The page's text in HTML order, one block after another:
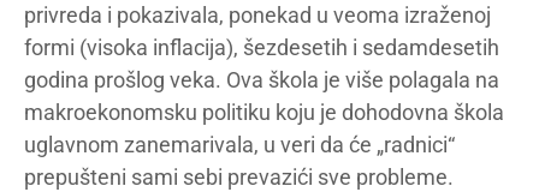
privreda i pokazivala, ponekad u veoma izraženoj
formi (visoka inflacija), šezdesetih i sedamdesetih
godina prošlog veka. Ova škola je više polagala na
makroekonomsku politiku koju je dohodovna škola
uglavnom zanemarivala, u veri da će „radnici“
prepušteni sami sebi prevazići sve probleme.